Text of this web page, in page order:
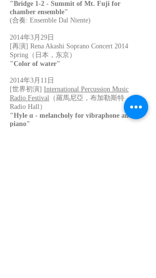
"Bridge 1-2 - Summit of Mt. Fuji for
chamber ensemble"
(合奏: Ensemble Dal Niente)
2014年3月29日
[再演] Rena Akashi Soprano Concert 2014
Spring（日本，东京）
"Color of water"
2014年3月11日
[世界初演] International Percussion Music
Radio Festival （羅馬尼亞，布加勒斯特，Sala
Radio Hall）
"Hyle α - melancholy for vibraphone and
piano"